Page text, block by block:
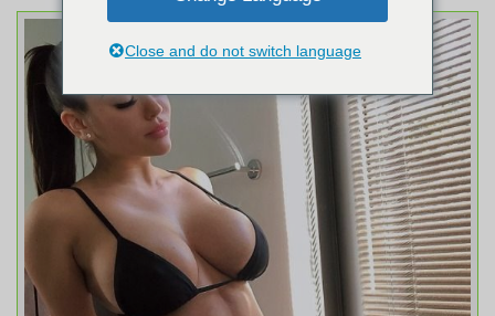
Change Language